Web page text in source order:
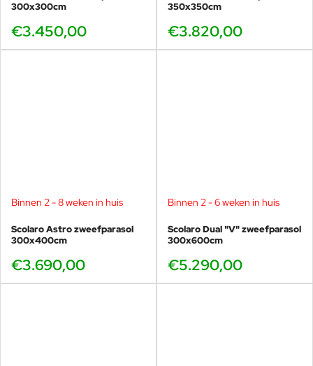
Verschillende montageopties: geschikt voor
parasolvoeten.
Exclusief hoes:Een hoogwaardige parasolhoes kan bij de
Met de Scolaro Dual T zweefparasol kies je voor stijlvolle schaduw
300x300cm
€3.450,00
350x350cm
€3.820,00
Binnen 2 - 8 weken in huis
Scolaro Astro zweefparasol
300x400cm
€3.690,00
Binnen 2 - 6 weken in huis
Scolaro Dual "V" zweefparasol
300x600cm
€5.290,00